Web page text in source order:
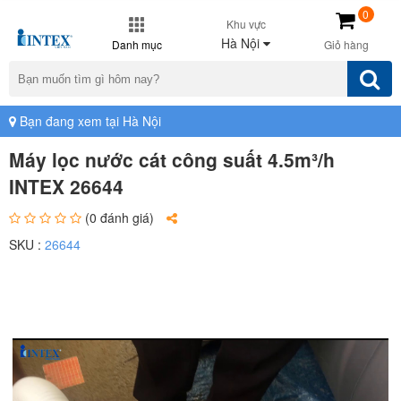
Danh mục
Khu vực
Hà Nội Giỏ hàng
0
Bạn đang xem tại Hà Nội
Máy lọc nước cát công suất 4.5m³/h
INTEX 26644
(0 đánh giá)
SKU : 26644